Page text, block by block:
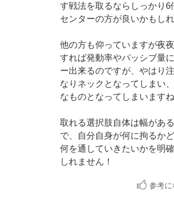
す戦法を取るならしっかり6
センターの方が良いかもしれ
他の方も仰っていますが夜
すれば発動率やパッシブ量
ー出来るのですが、やはり
なりネックとなってしまい
なものとなってしまいます
取れる選択肢自体は幅があ
で、自分自身が何に拘るか
何を通していきたいかを明
しれません！
参考に